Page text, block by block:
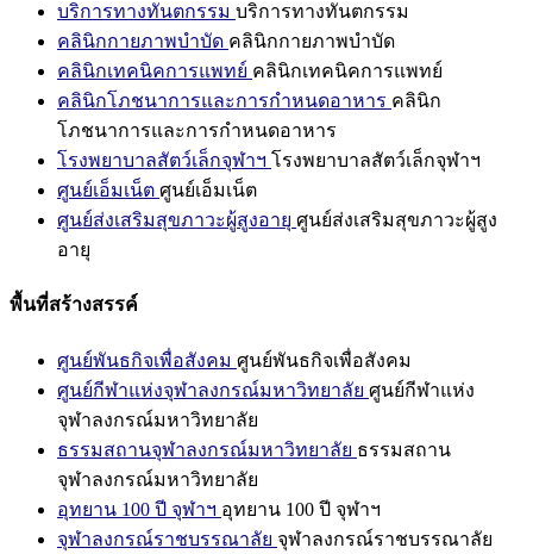
บริการทางทันตกรรม บริการทางทันตกรรม
คลินิกกายภาพบำบัด คลินิกกายภาพบำบัด
คลินิกเทคนิคการแพทย์ คลินิกเทคนิคการแพทย์
คลินิกโภชนาการและการกำหนดอาหาร คลินิก
โภชนาการและการกำหนดอาหาร
โรงพยาบาลสัตว์เล็กจุฬาฯ โรงพยาบาลสัตว์เล็กจุฬาฯ
ศูนย์เอ็มเน็ต ศูนย์เอ็มเน็ต
ศูนย์ส่งเสริมสุขภาวะผู้สูงอายุ ศูนย์ส่งเสริมสุขภาวะผู้สูง
อายุ
พื้นที่สร้างสรรค์
ศูนย์พันธกิจเพื่อสังคม ศูนย์พันธกิจเพื่อสังคม
ศูนย์กีฬาแห่งจุฬาลงกรณ์มหาวิทยาลัย ศูนย์กีฬาแห่ง
จุฬาลงกรณ์มหาวิทยาลัย
ธรรมสถานจุฬาลงกรณ์มหาวิทยาลัย ธรรมสถาน
จุฬาลงกรณ์มหาวิทยาลัย
อุทยาน 100 ปี จุฬาฯ อุทยาน 100 ปี จุฬาฯ
จุฬาลงกรณ์ราชบรรณาลัย จุฬาลงกรณ์ราชบรรณาลัย